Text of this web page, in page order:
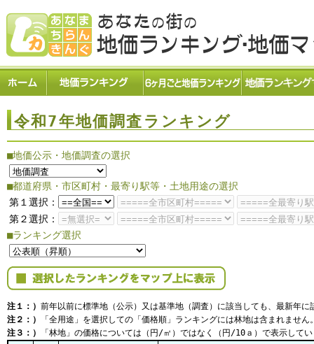
令和7年地価調査ランキング
■地価公示・地価調査の選択
■都道府県・市区町村・最寄り駅等・土地用途の選択
第１選択：
第２選択：
■ランキング選択
注１：） 前年以前に標準地（公示）又は基準地（調査）に該当しても、最新年
注２：）
「全用途」を選択しての「価格順」ランキングには林地は含まれません
注３：）
「林地」の価格については（円/㎡）ではなく（円/10ａ）で表示して